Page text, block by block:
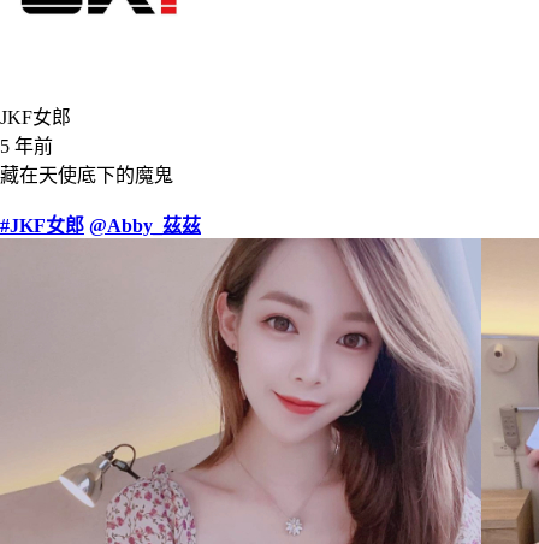
JKF女郎
5 年前
藏在天使底下的魔鬼
#JKF女郎 @Abby_茲茲